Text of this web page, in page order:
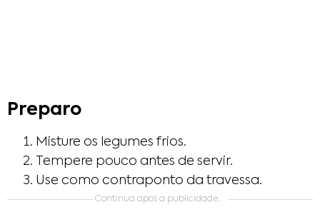
Preparo
Misture os legumes frios.
Tempere pouco antes de servir.
Use como contraponto da travessa.
Continua apos a publicidade….